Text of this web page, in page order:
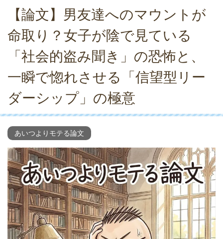
【論文】男友達へのマウントが
命取り？女子が陰で見ている
「社会的盗み聞き」の恐怖と、
一瞬で惚れさせる「信望型リー
ダーシップ」の極意
あいつよりモテる論文